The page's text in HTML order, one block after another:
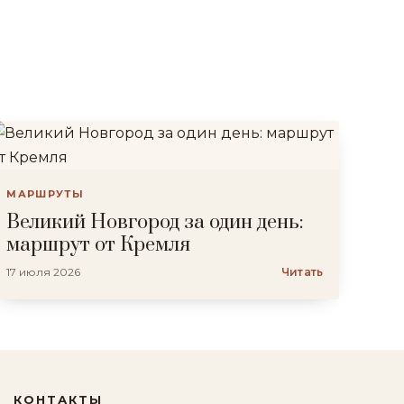
МАРШРУТЫ
Великий Новгород за один день:
маршрут от Кремля
17 июля 2026 Читать
КОНТАКТЫ